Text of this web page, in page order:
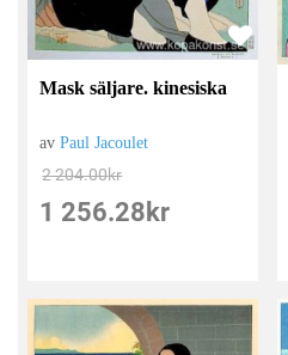
Mask säljare. kinesiska
avPaul Jacoulet
2 204.00kr
1 256.28 kr